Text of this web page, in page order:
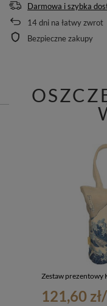
Darmowa i szybka
14dni na łatwy zwrot
Bezpieczne zakupy
Zestaw prezentowy
121,60 zł/